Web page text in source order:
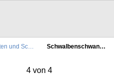
und Sc… Schwalbenschwan…
4 von 4